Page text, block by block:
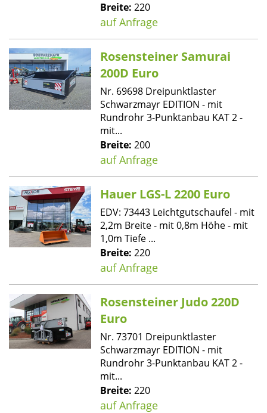
Breite: 220
auf Anfrage
Rosensteiner Samurai
200D Euro
Nr. 69698 Dreipunktlaster
Schwarzmayr EDITION - mit
Rundrohr 3-Punktanbau KAT 2 -
mit...
Breite: 200
auf Anfrage
Hauer LGS-L 2200 Euro
EDV: 73443 Leichtgutschaufel - mit
2,2m Breite - mit 0,8m Höhe - mit
1,0m Tiefe ...
Breite: 220
auf Anfrage
Rosensteiner Judo 220D
Euro
Nr. 73701 Dreipunktlaster
Schwarzmayr EDITION - mit
Rundrohr 3-Punktanbau KAT 2 -
mit...
Breite: 220
auf Anfrage